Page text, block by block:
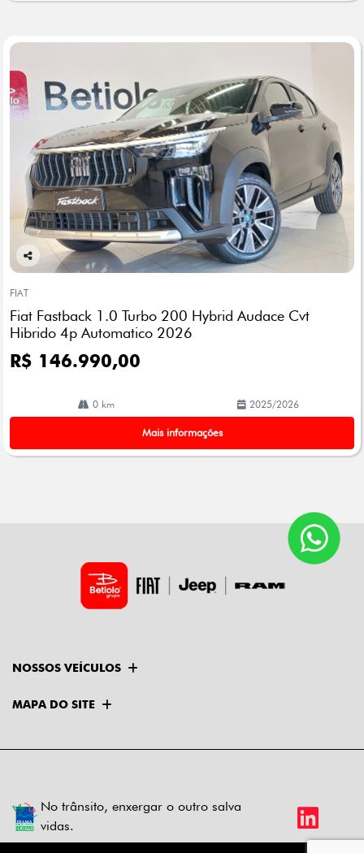
Co
arti
lhe
FIAT
Fiat Fastback 1.0 Turbo 200 Hybrid Audace Cvt
Hibrido 4p Automatico 2026
R$ 146.990,00
0 km 2025/2026
Mais informações
NOSSOS VEÍCULOS
MAPA DO SITE
No trânsito, enxergar o outro salva
vidas.